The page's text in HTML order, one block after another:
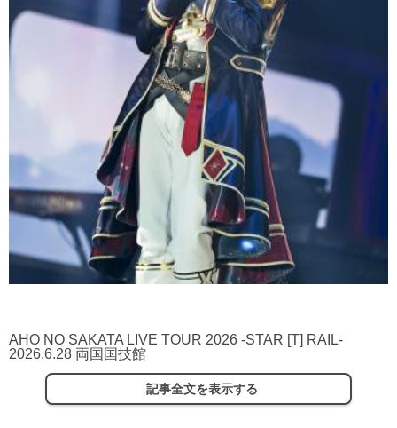
AHO NO SAKATA LIVE TOUR 2026 -STAR [T] RAIL-
2026.6.28 両国国技館
記事全文を表示する